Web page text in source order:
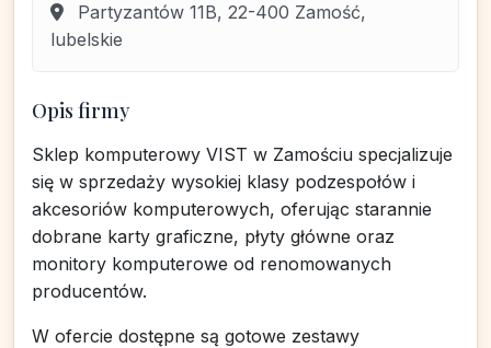
Partyzantów 11B, 22-400 Zamość,
lubelskie
Opis firmy
Sklep komputerowy VIST w Zamościu specjalizuje
się w sprzedaży wysokiej klasy podzespołów i
akcesoriów komputerowych, oferując starannie
dobrane karty graficzne, płyty główne oraz
monitory komputerowe od renomowanych
producentów.
W ofercie dostępne są gotowe zestawy